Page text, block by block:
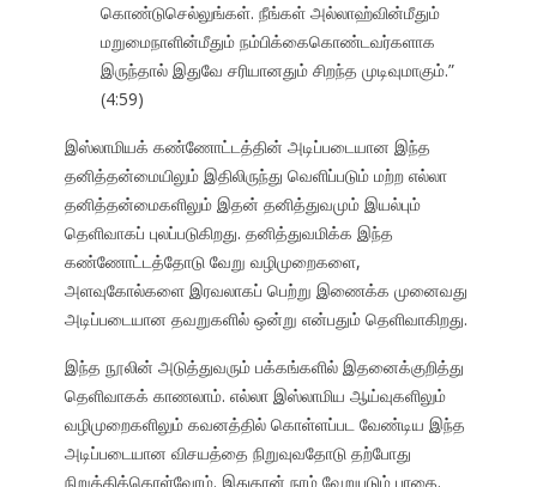
கொண்டுசெல்லுங்கள். நீங்கள் அல்லாஹ்வின்மீதும்
மறுமைநாளின்மீதும் நம்பிக்கைகொண்டவர்களாக
இருந்தால் இதுவே சரியானதும் சிறந்த முடிவுமாகும்.”
(4:59)
இஸ்லாமியக் கண்ணோட்டத்தின் அடிப்படையான இந்த
தனித்தன்மையிலும் இதிலிருந்து வெளிப்படும் மற்ற எல்லா
தனித்தன்மைகளிலும் இதன் தனித்துவமும் இயல்பும்
தெளிவாகப் புலப்படுகிறது. தனித்துவமிக்க இந்த
கண்ணோட்டத்தோடு வேறு வழிமுறைகளை,
அளவுகோல்களை இரவலாகப் பெற்று இணைக்க முனைவது
அடிப்படையான தவறுகளில் ஒன்று என்பதும் தெளிவாகிறது.
இந்த நூலின் அடுத்துவரும் பக்கங்களில் இதனைக்குறித்து
தெளிவாகக் காணலாம். எல்லா இஸ்லாமிய ஆய்வுகளிலும்
வழிமுறைகளிலும் கவனத்தில் கொள்ளப்பட வேண்டிய இந்த
அடிப்படையான விசயத்தை நிறுவுவதோடு தற்போது
நிறுத்திக்கொள்வோம். இதுதான் நாம் வேறுபடும் பாதை.